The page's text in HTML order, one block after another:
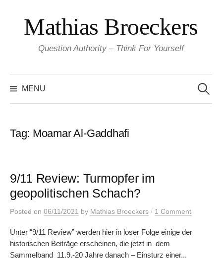
content
Mathias Broeckers
Question Authority – Think For Yourself
MENU
for:
Tag: Moamar Al-Gaddhafi
9/11 Review: Turmopfer im
geopolitischen Schach?
Posted on 06/11/2021 by Mathias Broeckers / 1 Comment
Unter “9/11 Review” werden hier in loser Folge einige der
historischen Beiträge erscheinen, die jetzt in dem
Sammelband 11.9.-20 Jahre danach – Einsturz einer...